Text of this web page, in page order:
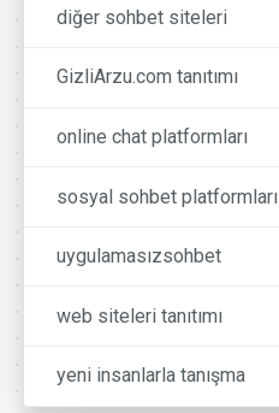
diğer sohbet siteleri
GizliArzu.com tanıtımı
online chat platformları
sosyal sohbet platformları
uygulamasızsohbet
web siteleri tanıtımı
yeni insanlarla tanışma